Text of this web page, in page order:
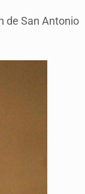
de San Antonio